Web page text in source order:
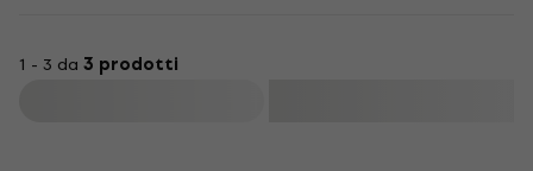
1 - 3 da 3 prodotti